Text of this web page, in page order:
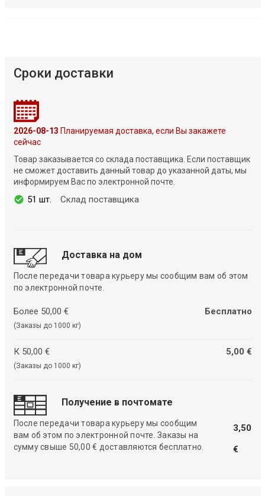
Сроки доставки
2026-08-13 Планируемая доставка, если Вы закажете
сейчас
Товар заказывается со склада поставщика. Если поставщик
не сможет доставить данный товар до указанной даты, мы
информируем Вас по электронной почте.
51 шт. Склад поставщика
Доставка на дом
После передачи товара курьеру мы сообщим вам об этом
по электронной почте.
Более 50,00 €
(Заказы до 1000 кг)
Бесплатно
К 50,00 €
(Заказы до 1000 кг)
5,00 €
Получение в почтомате
После передачи товара курьеру мы сообщим
вам об этом по электронной почте. Заказы на
сумму свыше 50,00 € доставляются бесплатно.
3,50
€